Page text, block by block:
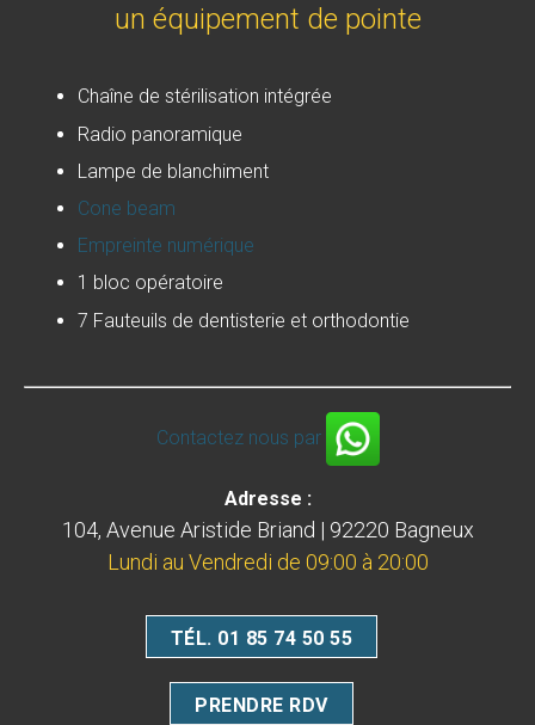
un équipement de pointe
Chaîne de stérilisation intégrée
Radio panoramique
Lampe de blanchiment
Cone beam
Empreinte numérique
1 bloc opératoire
7 Fauteuils de dentisterie et orthodontie
Contactez nous par
Adresse :
104, Avenue Aristide Briand | 92220 Bagneux
Lundi au Vendredi de 09:00 à 20:00
TÉL. 01 85 74 50 55
PRENDRE RDV